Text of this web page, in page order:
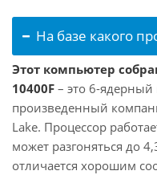
На базе какого
Этот компьютер
10400F – это 6-ядерный
произведенный
Lake. Процессор
может разгоняться до
отличается хорошим